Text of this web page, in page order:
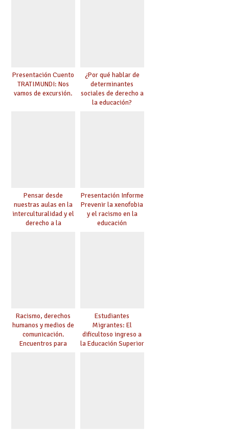
Presentación Cuento
TRATIMUNDI: Nos
vamos de excursión.
¿Por qué hablar de
determinantes
sociales de derecho a
la educación?
Pensar desde
nuestras aulas en la
interculturalidad y el
derecho a la
Presentación Informe
Prevenir la xenofobia
y el racismo en la
educación
Racismo, derechos
humanos y medios de
comunicación.
Encuentros para
Estudiantes
Migrantes: El
dificultoso ingreso a
la Educación Superior